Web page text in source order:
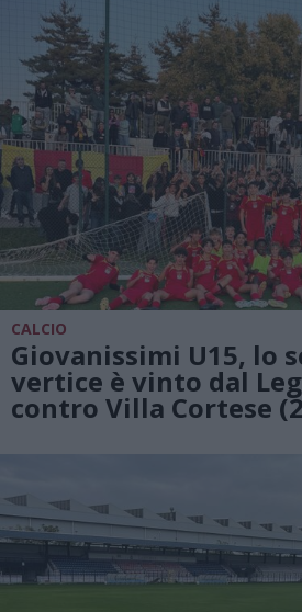
CALCIO
Giovanissimi U15, lo
vertice è vinto dal
contro Villa Cortese